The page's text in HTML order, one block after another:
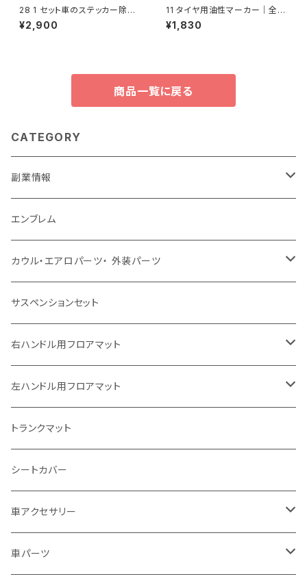
28 1 セット車のステッカー除去
多目的プラスチックツール自動
フィルムガラスホームクリーナー
¥2,900
11 タイヤ用油性マーカー｜全12
色
¥1,830
商品一覧に戻る
CATEGORY
副業情報
せどり
古着系
コンテンツビジネス
エンブレム
カウル・エアロパーツ・ 外装パーツ
ホンダ
ヤマハ
スズキ
カワサキ
BMW
ドゥカティ - Ducati
トライアンフ
サスペンションセット
右ハンドル用フロアマット
トヨタ
日産
ホンダ
スズキ
マツダ
左ハンドル用フロアマット
トヨタ
日産
ホンダ
スズキ
トランクマット
シートカバー
車アクセサリー
トヨタ
車パーツ